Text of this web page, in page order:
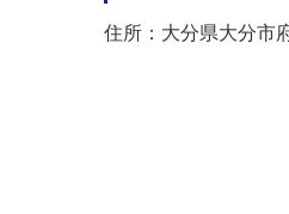
住所：大分県大分市